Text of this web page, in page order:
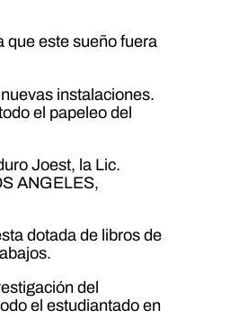
que este sueño fuera
instalaciones.
el papeleo del
Joest, la Lic.
ANGELES,
dotada de libros de
del
el estudiantado en